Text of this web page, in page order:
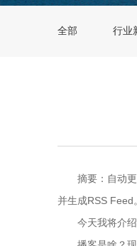
全部 行业
摘要：自动
并生成RSS Feed
今天我将介